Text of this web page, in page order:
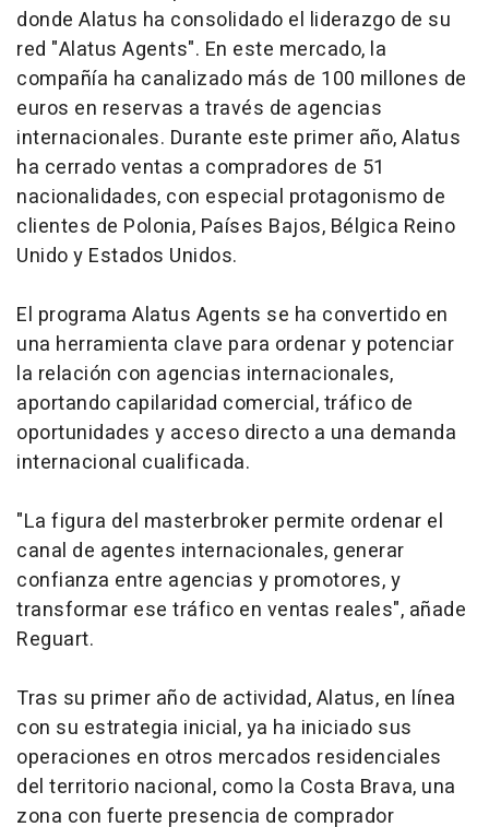
donde Alatus ha consolidado el liderazgo de su
red "Alatus Agents". En este mercado, la
compañía ha canalizado más de 100 millones de
euros en reservas a través de agencias
internacionales. Durante este primer año, Alatus
ha cerrado ventas a compradores de 51
nacionalidades, con especial protagonismo de
clientes de Polonia, Países Bajos, Bélgica Reino
Unido y Estados Unidos.
El programa Alatus Agents se ha convertido en
una herramienta clave para ordenar y potenciar
la relación con agencias internacionales,
aportando capilaridad comercial, tráfico de
oportunidades y acceso directo a una demanda
internacional cualificada.
"La figura del masterbroker permite ordenar el
canal de agentes internacionales, generar
confianza entre agencias y promotores, y
transformar ese tráfico en ventas reales", añade
Reguart.
Tras su primer año de actividad, Alatus, en línea
con su estrategia inicial, ya ha iniciado sus
operaciones en otros mercados residenciales
del territorio nacional, como la Costa Brava, una
zona con fuerte presencia de comprador